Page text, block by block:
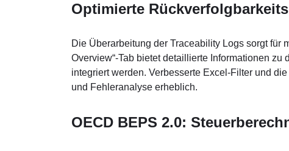
Optimierte
Die Überarbeitung der Traceability Logs sorgt für
Overview“-Tab bietet detaillierte Informationen
integriert werden. Verbesserte Excel-Filter und
und Fehleranalyse erheblich.
OECD BEPS 2.0: